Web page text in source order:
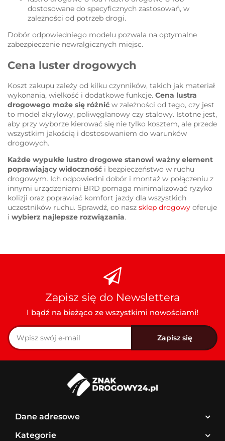
dostosowane do specyficznych zastosowań, w
zależności od potrzeb drogi.
Dobór odpowiedniego modelu pozwala na optymalne
zabezpieczenie newralgicznych miejsc.
Cena luster drogowych
Koszt zakupu zależy od kilku czynników, takich jak materiał
wykonania, wielkość i dodatkowe funkcje. Cena lustra
drogowego może się różnić w zależności od tego, czy jest
to model akrylowy, poliwęglanowy czy stalowy. Istotne jest,
aby przy wyborze kierować się nie tylko kosztem, ale przede
wszystkim jakością i dostosowaniem do warunków
drogowych.
Każde wypukłe lustro drogowe stanowi ważny element
poprawiający widoczność i bezpieczeństwo w ruchu
drogowym. Ich odpowiedni dobór i montaż w połączeniu z
innymi urządzeniami BRD pomaga minimalizować ryzyko
kolizji oraz poprawiać komfort jazdy dla wszystkich
uczestników ruchu. Sprawdź, co nasz sklep drogowy oferuje
i wybierz najlepsze rozwiązania.
Zapisz się do Newslettera
I bądź na bieżąco ze wszystkimi nowościami!
Dane adresowe
Kategorie